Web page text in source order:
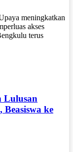
meningkatkan
akses
terus
Lulusan
ke